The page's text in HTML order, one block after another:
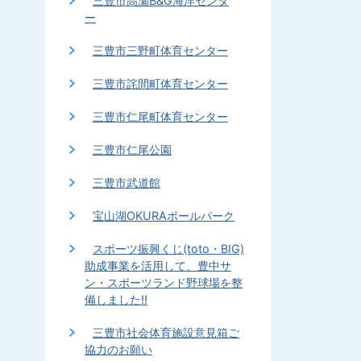
ー
三豊市三野町体育センター
三豊市詫間町体育センター
三豊市仁尾町体育センター
三豊市仁尾公園
三豊市武道館
宝山湖OKURAボールパーク
スポーツ振興くじ(toto・BIG)
助成事業を活用して、豊中サ
ン・スポーツランド野球場を整
備しました!!
三豊市社会体育施設意見箱ご
協力のお願い